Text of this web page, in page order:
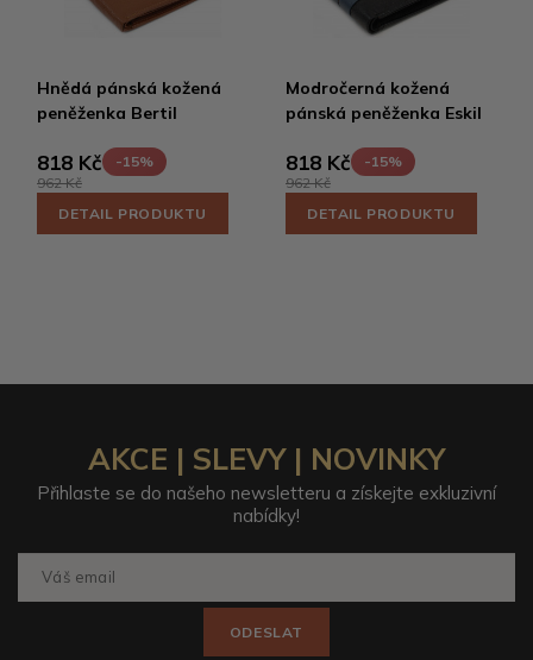
Hnědá pánská kožená
peněženka Bertil
818 Kč
-15%
962 Kč
DETAIL PRODUKTU
Modročerná kožená
pánská peněženka Eskil
818 Kč
-15%
962 Kč
DETAIL PRODUKTU
AKCE | SLEVY | NOVINKY
Přihlaste se do našeho newsletteru a získejte exkluzivní
nabídky!
ODESLAT